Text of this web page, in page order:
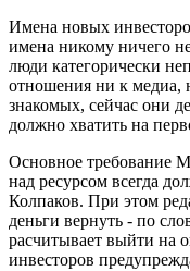
Имена новых
имена никому ничего
люди категорически
отношения ни к медиа,
знакомых, сейчас они
должно хватить на
Основное требование
над ресурсом всегда
Колпаков. При этом
деньги вернуть - по
расчитывает выйти на
инвесторов